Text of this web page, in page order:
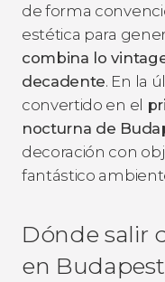
de forma
estética para
combina lo
decadente. En la
convertido en el
nocturna de
decoración con
fantástico
Dónde salir
en Budapest